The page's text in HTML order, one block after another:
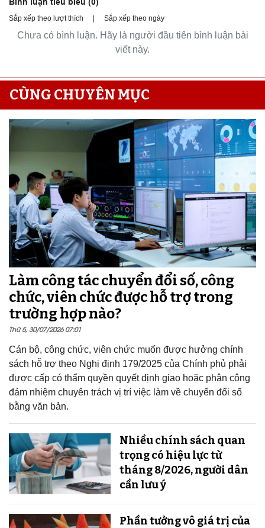
Sắp xếp theo lượt thích | Sắp xếp theo ngày
Chưa có bình luận. Hãy là người đầu tiên bình luận bài
viết này.
CÙNG CHUYÊN MỤC
Làm công tác chuyển đổi số, công
chức, viên chức được hỗ trợ trong
trường hợp nào?
Thứ 5, 30/07/2026 07:01
Cán bộ, công chức, viên chức muốn được hưởng chính
sách hỗ trợ theo Nghị định 179/2025 của Chính phủ phải
được cấp có thẩm quyền quyết định giao hoặc phân công
đảm nhiệm chuyên trách vị trí việc làm về chuyển đổi số
bằng văn bản.
Nhiều chính sách quan
trọng có hiệu lực từ
tháng 8/2026, người dân
cần lưu ý
Phần tưởng vô giá trị của